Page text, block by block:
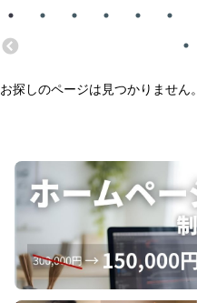
お探しのページは見つかりません。